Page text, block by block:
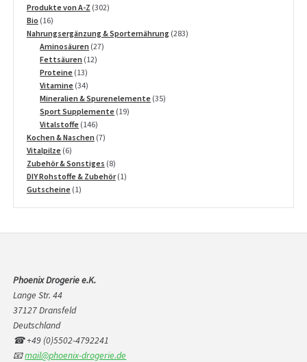
Produkte
Produkte von A-Z 302302
Bio 1616
Produkte
Nahrungsergänzung & Sporternährung 283283
Aminosäuren 2727
Fettsäuren 1212
Proteine 1313
Produkte
Vitamine 3434
Produkte
Mineralien & Spurenelemente 3535
Sport Supplemente 1919
Vitalstoffe 146146
Produkte
Kochen & Naschen 77
Vitalpilze 66
Produkte
Zubehör & Sonstiges 88
Produkte
DIY Rohstoffe & Zubehör 11
Gutscheine 11
Phoenix Drogerie e.K.
Lange Str. 44
37127 Dransfeld
Deutschland
☎ +49 (0)5502-4792241
📧mail@phoenix-drogerie.de